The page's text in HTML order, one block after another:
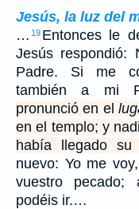
Jesús, la luz del
… 19 Entonces le
Jesús
Padre. Si me
también a mi
pronunció en el
en el templo; y
había llegado su
nuevo: Yo me
vuestro pecado;
podéis ir.…